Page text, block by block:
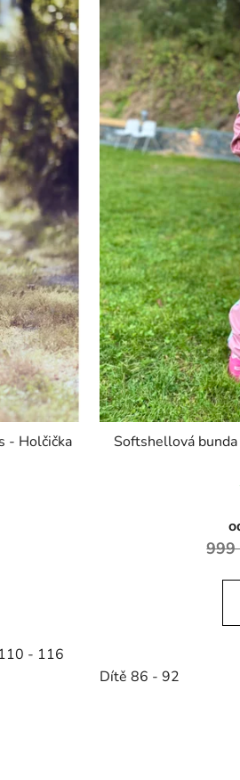
- Holčička
- 116
Softshellová
999
Dítě 86 - 92